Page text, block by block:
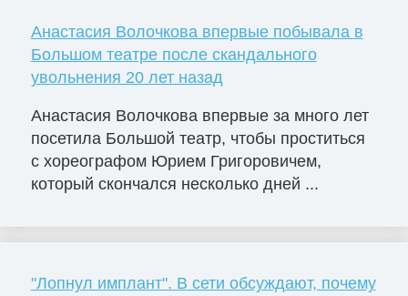
Анастасия Волочкова впервые побывала в
Большом театре после скандального
увольнения 20 лет назад
Анастасия Волочкова впервые за много лет
посетила Большой театр, чтобы проститься
с хореографом Юрием Григоровичем,
который скончался несколько дней ...
"Лопнул имплант". В сети обсуждают, почему